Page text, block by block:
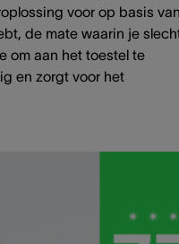
voor op basis
de mate waarin je
om aan het toestel te
en zorgt voor het